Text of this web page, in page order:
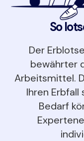
So
Der
bewährter
Arbeitsmittel.
Ihren Erbfall
Bedarf